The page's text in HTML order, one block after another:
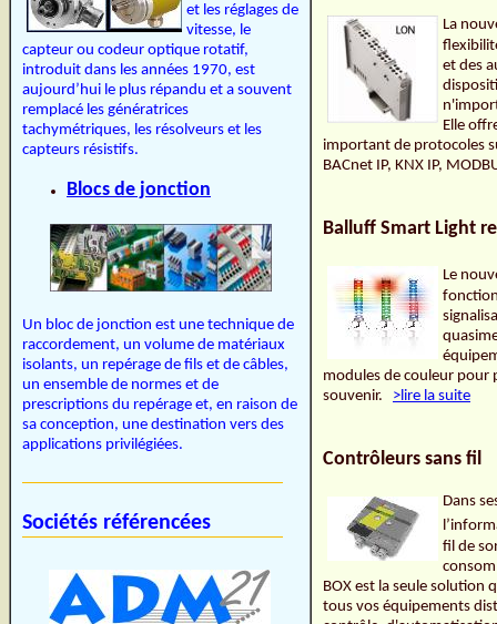
et les réglages de
vitesse, le
capteur ou codeur optique rotatif,
introduit dans les années 1970, est
aujourd’hui le plus répandu et a souvent
remplacé les génératrices
tachymétriques, les résolveurs et les
capteurs résistifs.
Blocs de jonction
Un bloc de jonction est une technique de
raccordement, un volume de matériaux
isolants, un repérage de fils et de câbles,
un ensemble de normes et de
prescriptions du repérage et, en raison de
sa conception, une destination vers des
applications privilégiées.
Sociétés référencées
La
et des
Elle
important de protocoles
BACnet IP, KNX IP,
Balluff Smart Light
Le
modules de couleur pour
souvenir. >lire la suite
Contrôleurs sans fil
Dans
fil de
BOX est la seule
tous vos équipements